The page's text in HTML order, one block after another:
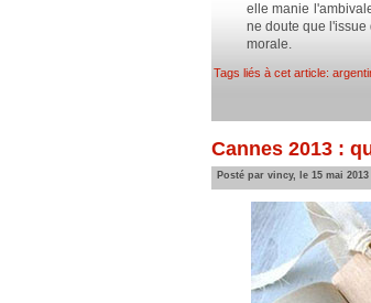
elle manie
ne doute que
morale.
Tags liés à cet article:
Cannes 2013 :
Posté par vincy, le 15 mai 2013